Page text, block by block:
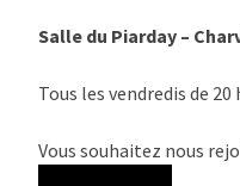
Salle du Piarday –
Tous les vendredis de 20
Vous souhaitez nous